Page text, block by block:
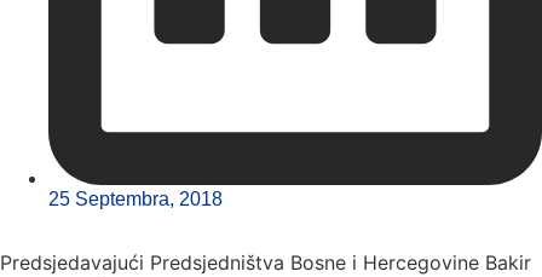
25 Septembra, 2018
Predsjedavajući Predsjedništva Bosne i Hercegovine Bakir